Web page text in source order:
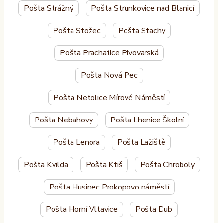
Pošta Strážný Pošta Strunkovice nad Blanicí
Pošta Stožec Pošta Stachy
Pošta Prachatice Pivovarská
Pošta Nová Pec
Pošta Netolice Mírové Náměstí
Pošta Nebahovy Pošta Lhenice Školní
Pošta Lenora Pošta Lažiště
Pošta Kvilda Pošta Ktiš Pošta Chroboly
Pošta Husinec Prokopovo náměstí
Pošta Horní Vltavice Pošta Dub